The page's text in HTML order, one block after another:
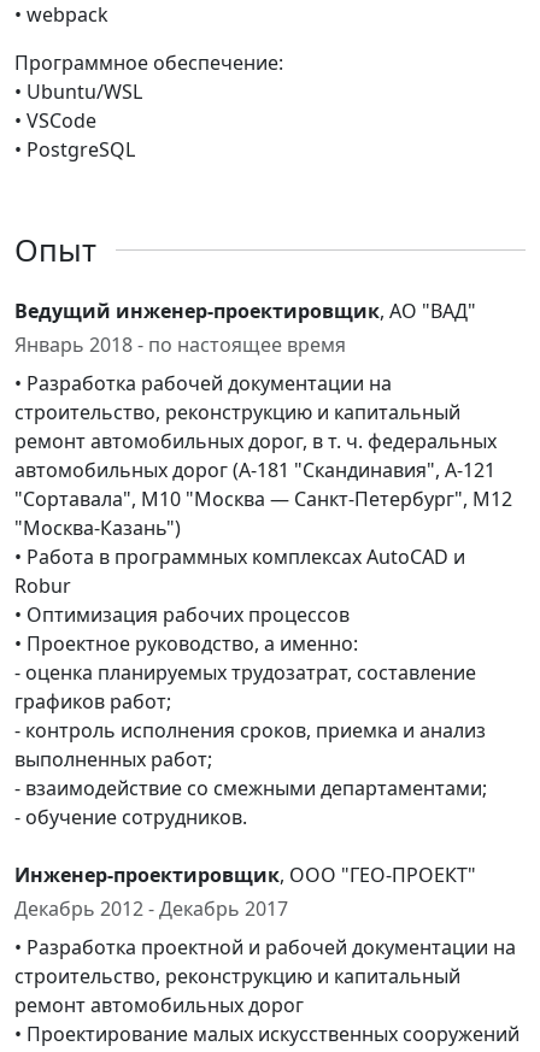
• webpack
Программное обеспечение:
• Ubuntu/WSL
• VSCode
• PostgreSQL
Опыт
Ведущий инженер-проектировщик, АО "ВАД"
Январь 2018 - по настоящее время
• Разработка рабочей документации на
строительство, реконструкцию и капитальный
ремонт автомобильных дорог, в т. ч. федеральных
автомобильных дорог (А-181 "Скандинавия", А-121
"Сортавала", М10 "Москва — Санкт-Петербург", М12
"Москва-Казань")
• Работа в программных комплексах AutoCAD и
Robur
• Оптимизация рабочих процессов
• Проектное руководство, а именно:
- оценка планируемых трудозатрат, составление
графиков работ;
- контроль исполнения сроков, приемка и анализ
выполненных работ;
- взаимодействие со смежными департаментами;
- обучение сотрудников.
Инженер-проектировщик, ООО "ГЕО-ПРОЕКТ"
Декабрь 2012 - Декабрь 2017
• Разработка проектной и рабочей документации на
строительство, реконструкцию и капитальный
ремонт автомобильных дорог
• Проектирование малых искусственных сооружений